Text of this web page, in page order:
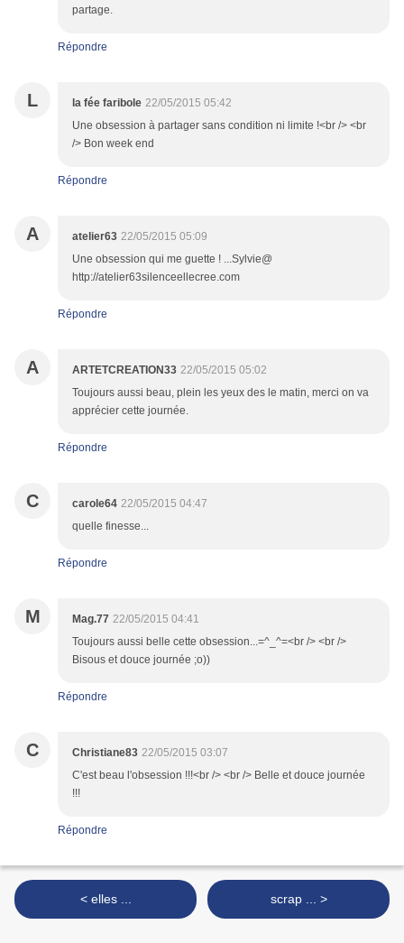
partage.
Répondre
L la fée faribole 22/05/2015 05:42
Une obsession à partager sans condition ni limite !<br /> <br
/> Bon week end
Répondre
A atelier63 22/05/2015 05:09
Une obsession qui me guette ! ...Sylvie@
http://atelier63silenceellecree.com
Répondre
A ARTETCREATION33 22/05/2015 05:02
Toujours aussi beau, plein les yeux des le matin, merci on va
apprécier cette journée.
Répondre
C carole64 22/05/2015 04:47
quelle finesse...
Répondre
M Mag.77 22/05/2015 04:41
Toujours aussi belle cette obsession...=^_^=<br /> <br />
Bisous et douce journée ;o))
Répondre
C Christiane83 22/05/2015 03:07
C'est beau l'obsession !!!<br /> <br /> Belle et douce journée
!!!
Répondre
< elles ... scrap ... >